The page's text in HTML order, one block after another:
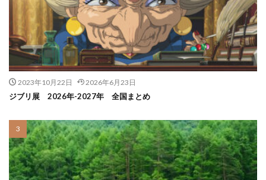
2023年10月22日 2026年6月23日
ジブリ展 2026年-2027年 全国まとめ